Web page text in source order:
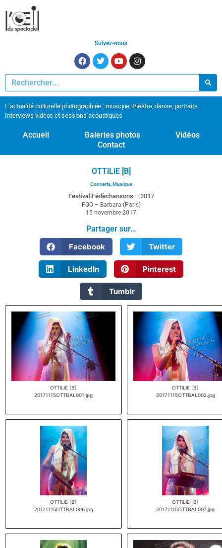
Suivez-nous
L’actualité culturelle photographiée : musique, théâtre, danse, portraits…
Interviews vidéos et sessions acoustiques
Accueil Galeries photos
Vidéos
Contact
OTTiLiE [B]
Concerts,Musique
Festival Fédèchansons – 2017
FGO – Barbara (Paris)
15 novembre 2017
Partager sur…
Facebook
Twitter
LinkedIn Pinterest
Tumblr
OTTiLiE [B]
20171115OTTBAL001.jpg
OTTiLiE [B]
20171115OTTBAL002.jpg
OTTiLiE [B]
20171115OTTBAL006.jpg
OTTiLiE [B]
20171115OTTBAL007.jpg